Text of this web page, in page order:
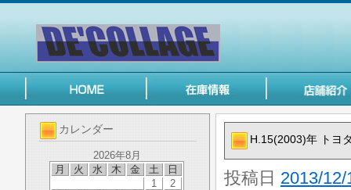
カレンダー
2026年8月
月
火 水 木 金 土 日
1
2
H.15(2003)年 トヨ
投稿日 2013/12/